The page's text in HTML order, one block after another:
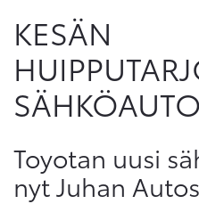
KESÄN
Toyotan uusi
nyt Juhan